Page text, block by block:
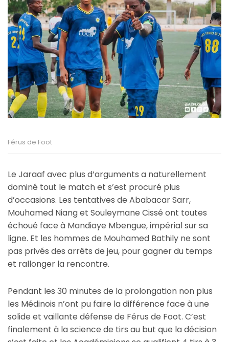
Férus de Foot
Le Jaraaf avec plus d’arguments a naturellement
dominé tout le match et s’est procuré plus
d’occasions. Les tentatives de Ababacar Sarr,
Mouhamed Niang et Souleymane Cissé ont toutes
échoué face à Mandiaye Mbengue, impérial sur sa
ligne. Et les hommes de Mouhamed Bathily ne sont
pas privés des arrêts de jeu, pour gagner du temps
et rallonger la rencontre.
Pendant les 30 minutes de la prolongation non plus
les Médinois n’ont pu faire la différence face à une
solide et vaillante défense de Férus de Foot. C’est
finalement à la science de tirs au but que la décision